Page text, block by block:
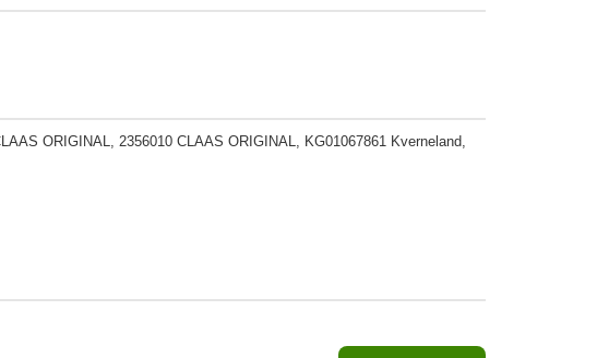
ORIGINAL, 2356010 CLAAS ORIGINAL, KG01067861 Kverneland,